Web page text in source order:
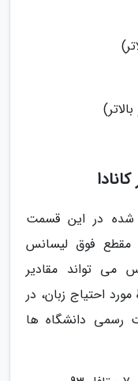
شده در این قسمت
فوق لیسانس
می تواند مقادیر
احتیاج زبان، در
رسمی دانشگاه ها